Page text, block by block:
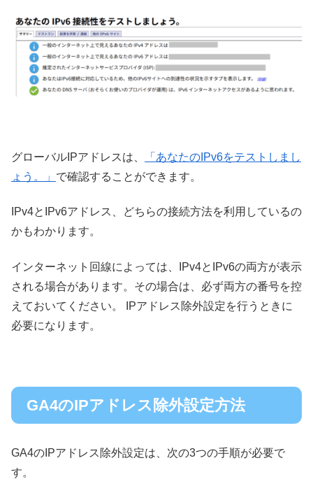
グローバルIPアドレスは、
「あなたのIPv6をテストしまし
ょう。」 で確認することができます。
IPv4とIPv6アドレス、どちらの接続方法を利用しているの
かもわかります。
インターネット回線によっては、IPv4とIPv6の両方が表示
される場合があります。その場合は、必ず両方の番号を控
えておいてください。 IPアドレス除外設定を行うときに
必要になります。
GA4のIPアドレス除外設定方法
GA4のIPアドレス除外設定は、次の3つの手順が必要で
す。